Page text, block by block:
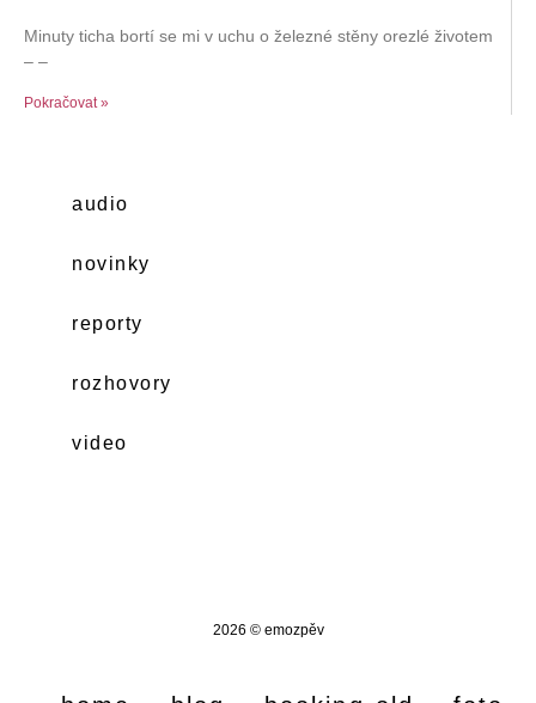
Minuty ticha bortí se mi v uchu o železné stěny orezlé životem
– –
Pokračovat »
audio
novinky
reporty
rozhovory
video
2026 © emozpěv